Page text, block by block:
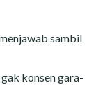
sambil
gak konsen gara-